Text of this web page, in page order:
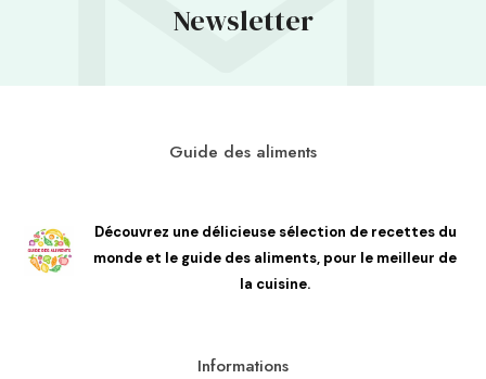
Newsletter
Guide des aliments
Découvrez une délicieuse sélection de recettes du
monde et le guide des aliments, pour le meilleur de
la cuisine.
Informations